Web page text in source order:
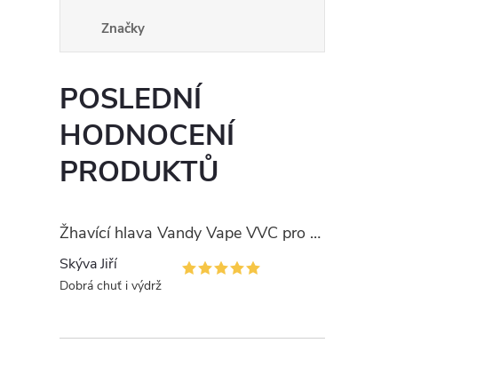
Značky
POSLEDNÍ
HODNOCENÍ
PRODUKTŮ
Žhavící hlava Vandy Vape VVC pro PULSE
Skýva Jiří
Dobrá chuť i výdrž